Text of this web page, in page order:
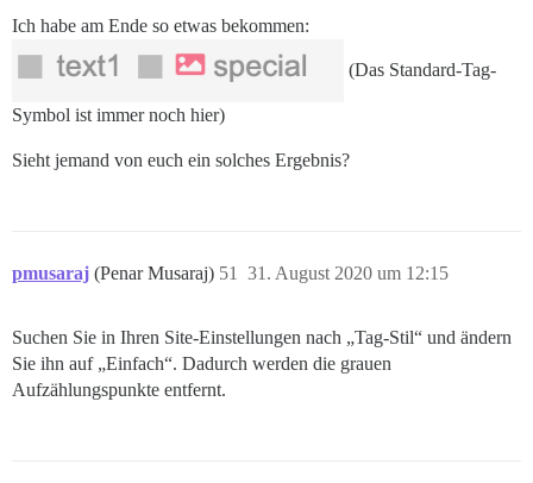
Ich habe am Ende so etwas bekommen:
(Das Standard-Tag-
Symbol ist immer noch hier)
Sieht jemand von euch ein solches Ergebnis?
pmusaraj (Penar Musaraj) 31. August 2020 um 12:15
51
Suchen Sie in Ihren Site-Einstellungen nach „Tag-Stil“ und ändern
Sie ihn auf „Einfach“. Dadurch werden die grauen
Aufzählungspunkte entfernt.